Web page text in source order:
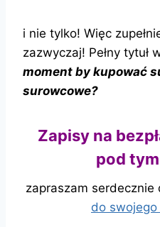
i nie tylko! Więc
zazwyczaj! Pełny tytuł
moment by kupować
surowcowe?
Zapisy na
pod
zapraszam serdecznie
do